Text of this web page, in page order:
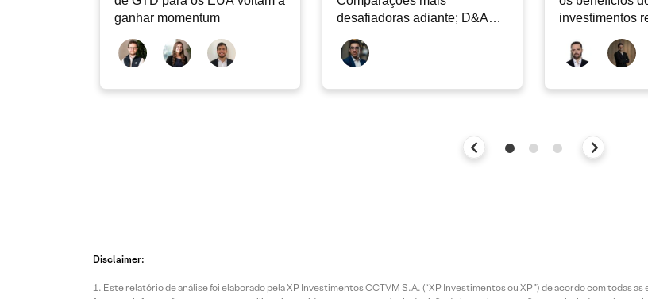
ganhar momentum
desafiadoras adiante; D&A
deve permanecer nos níveis
atuais
investimentos
Disclaimer:
Este relatório de análise foi elaborado pela XP Investimentos CCTVM S.A. (“XP Investimentos ou XP”) de acordo com todas